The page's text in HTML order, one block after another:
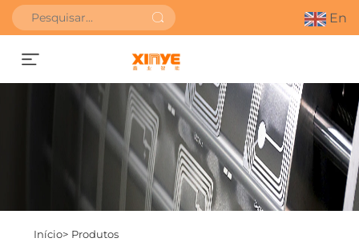
En
Obter orçamento
Início> Produtos